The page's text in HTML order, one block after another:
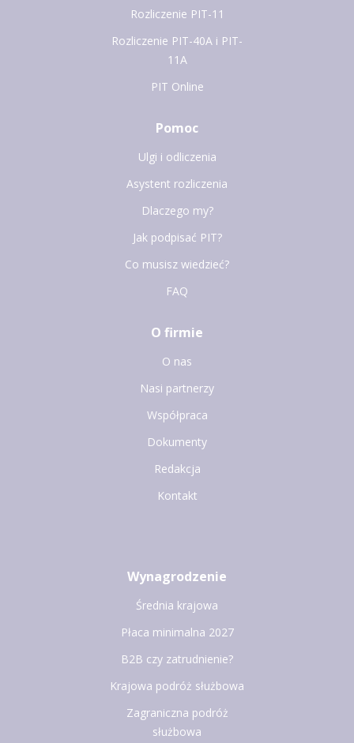
Rozliczenie PIT-11
Rozliczenie PIT-40A i PIT-
11A
PIT Online
Pomoc
Ulgi i odliczenia
Asystent rozliczenia
Dlaczego my?
Jak podpisać PIT?
Co musisz wiedzieć?
FAQ
O firmie
O nas
Nasi partnerzy
Współpraca
Dokumenty
Redakcja
Kontakt
Wynagrodzenie
Średnia krajowa
Płaca minimalna 2027
B2B czy zatrudnienie?
Krajowa podróż służbowa
Zagraniczna podróż
służbowa